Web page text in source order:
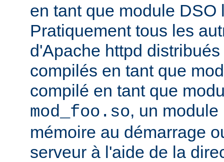
en tant que module DSO
Pratiquement tous les
d'Apache httpd
compilés en tant que
compilé en tant que
mod_foo.so, un
mémoire au démarrage
serveur à l'aide de la